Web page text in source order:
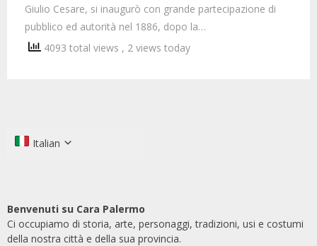
Giulio Cesare, si inaugurò con grande partecipazione di
pubblico ed autorità nel 1886, dopo la…
4093 total views , 2 views today
Italian
Benvenuti su Cara Palermo
Ci occupiamo di storia, arte, personaggi, tradizioni, usi e costumi
della nostra città e della sua provincia.